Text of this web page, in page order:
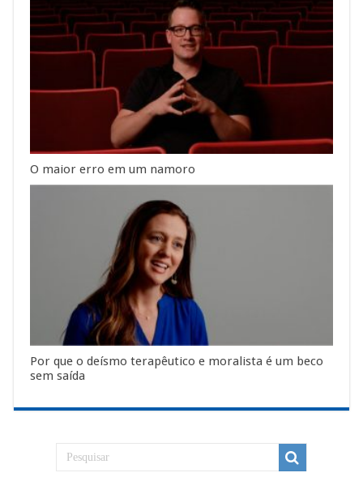
O maior erro em um namoro
Por que o deísmo terapêutico e moralista é um beco
sem saída